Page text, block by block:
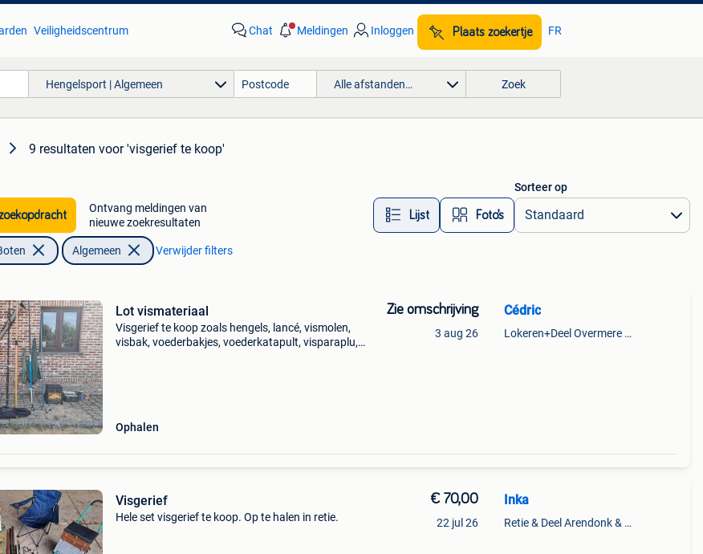
Veiligheidscentrum Chat Meldingen Inloggen Plaats zoekertje FR
Hengelsport | Algemeen Alle afstanden… Zoek
9 resultaten voor 'visgerief te koop'
Ontvang meldingen van
nieuwe zoekresultaten
Lijst Foto’s
Sorteer op
Algemeen Verwijder filters
Lot vismateriaal
Visgerief te koop zoals hengels, lancé, vismolen,
visbak, voederbakjes, voederkatapult, visparaplu,
Ophalen
Zie omschrijving
3 aug 26
Cédric
Lokeren+Deel Overmere En Zele
Visgerief
Hele set visgerief te koop. Op te halen in retie.
€ 70,00
22 jul 26
Inka
Retie & Deel Arendonk & Oud-Turnhout